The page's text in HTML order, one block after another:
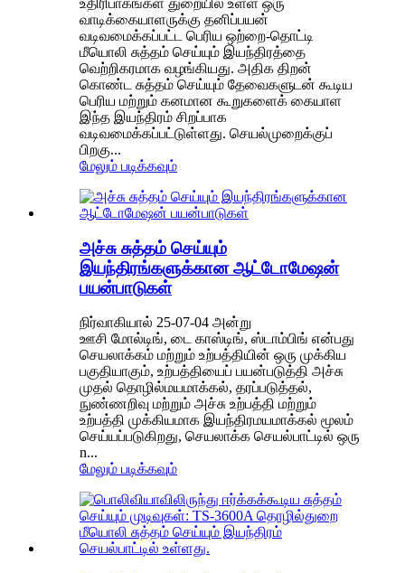
வாடிக்கையாளருக்கு தனிப்பயன்
வடிவமைக்கப்பட்ட பெரிய ஒற்றை-தொட்டி
மீயொலி சுத்தம் செய்யும் இயந்திரத்தை
வெற்றிகரமாக வழங்கியது. அதிக திறன்
கொண்ட சுத்தம் செய்யும் தேவைகளுடன் கூடிய
பெரிய மற்றும் கனமான கூறுகளைக் கையாள
இந்த இயந்திரம் சிறப்பாக
வடிவமைக்கப்பட்டுள்ளது. செயல்முறைக்குப்
பிறகு...
மேலும் படிக்கவும்
அச்சு சுத்தம் செய்யும்
இயந்திரங்களுக்கான ஆட்டோமேஷன்
பயன்பாடுகள்
நிர்வாகியால் 25-07-04 அன்று
ஊசி மோல்டிங், டை காஸ்டிங், ஸ்டாம்பிங் என்பது
செயலாக்கம் மற்றும் உற்பத்தியின் ஒரு முக்கிய
பகுதியாகும், உற்பத்தியைப் பயன்படுத்தி அச்சு
முதல் தொழில்மயமாக்கல், தரப்படுத்தல்,
நுண்ணறிவு மற்றும் அச்சு உற்பத்தி மற்றும்
உற்பத்தி முக்கியமாக இயந்திரமயமாக்கல் மூலம்
செய்யப்படுகிறது, செயலாக்க செயல்பாட்டில் ஒரு
n...
மேலும் படிக்கவும்